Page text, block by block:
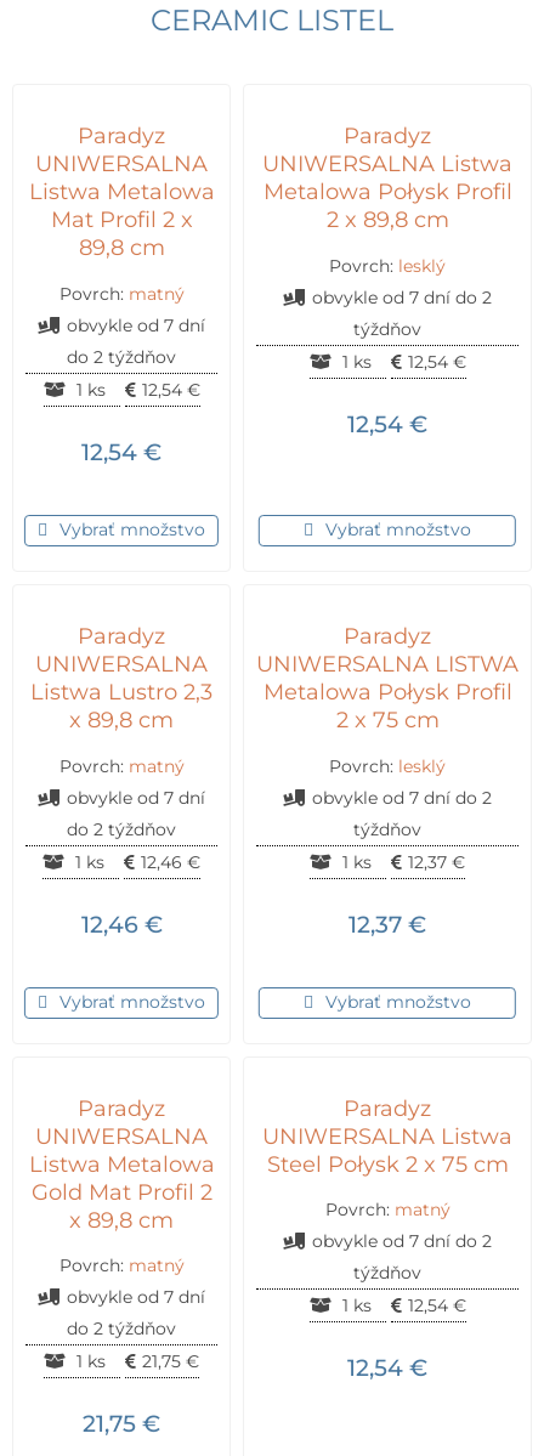
CERAMIC LISTEL
Paradyz
UNIWERSALNA
Listwa Metalowa
Mat Profil 2 x
89,8 cm
Povrch: matný
obvykle od 7 dní
do 2 týždňov
1 ks
12,54 €
12,54 €
Vybrať množstvo
Paradyz
UNIWERSALNA Listwa
Metalowa Połysk Profil
2 x 89,8 cm
Povrch: lesklý
obvykle od 7 dní do 2
týždňov
1 ks
12,54 €
12,54 €
Vybrať množstvo
Paradyz
UNIWERSALNA
Listwa Lustro 2,3
x 89,8 cm
Povrch: matný
obvykle od 7 dní
do 2 týždňov
1 ks
12,46 €
12,46 €
Vybrať množstvo
Paradyz
UNIWERSALNA LISTWA
Metalowa Połysk Profil
2 x 75 cm
Povrch: lesklý
obvykle od 7 dní do 2
týždňov
1 ks
12,37 €
12,37 €
Vybrať množstvo
Paradyz
UNIWERSALNA
Listwa Metalowa
Gold Mat Profil 2
x 89,8 cm
Povrch: matný
obvykle od 7 dní
do 2 týždňov
1 ks
21,75 €
21,75 €
Paradyz
UNIWERSALNA Listwa
Steel Połysk 2 x 75 cm
Povrch: matný
obvykle od 7 dní do 2
týždňov
1 ks
12,54 €
12,54 €